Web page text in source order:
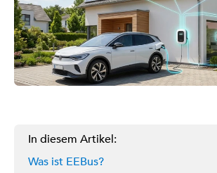
In diesem Artikel:
Was ist EEBus?